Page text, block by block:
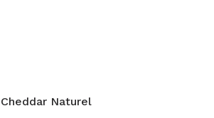
Naturel